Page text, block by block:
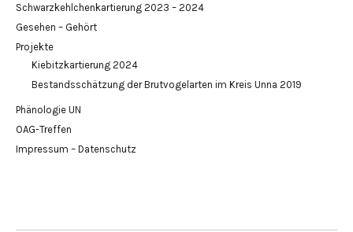
Schwarzkehlchenkartierung 2023 – 2024
Gesehen – Gehört
Projekte
Kiebitzkartierung 2024
Bestandsschätzung der Brutvogelarten im Kreis Unna 2019
Phänologie UN
OAG-Treffen
Impressum – Datenschutz